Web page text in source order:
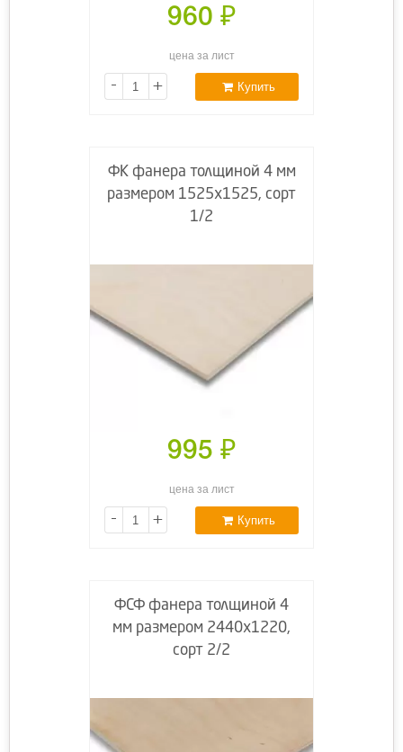
960 ₽
цена за лист
- + Купить
ФК фанера толщиной 4 мм
размером 1525х1525, сорт
1/2
995 ₽
цена за лист
- + Купить
ФСФ фанера толщиной 4
мм размером 2440х1220,
сорт 2/2